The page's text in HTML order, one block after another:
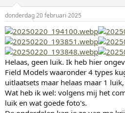
n
g
e
n
:
donderdag 20 februari 2025
Helaas, geen luik. Ik heb hier
Field Models waaronder 4 types
uitlaatsets maar helaas maar 1
Wat heb ik wel: volgens mij het
luik en wat goede foto's.